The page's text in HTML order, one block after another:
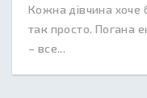
Кожна дівчина хоче
так просто. Погана
– все...